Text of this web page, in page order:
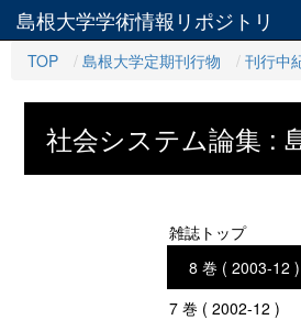
島根大学学術情報リポジトリ
TOP
島根大学定期刊行物 刊行中
社会システム論集 :
雑誌トップ
8 巻 ( 2003-12 )
7 巻 ( 2002-12 )